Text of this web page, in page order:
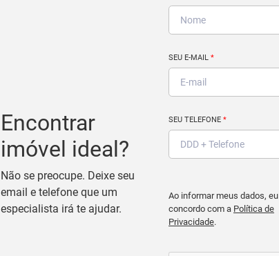
Encontrar
imóvel ideal?
Não se preocupe. Deixe seu
email e telefone que um
especialista irá te ajudar.
SEU E-MAIL *
SEU TELEFONE *
Ao informar meus dados, eu
concordo com a Política de
Privacidade.